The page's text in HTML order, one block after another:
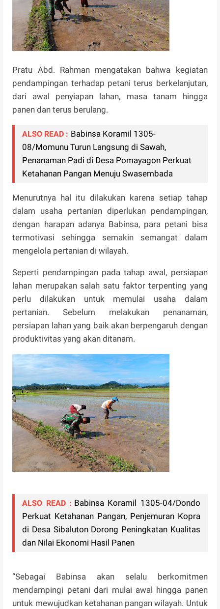
Pratu Abd. Rahman mengatakan bahwa kegiatan
pendampingan terhadap petani terus berkelanjutan,
dari awal penyiapan lahan, masa tanam hingga
panen dan terus berulang.
ALSO READ : Babinsa Koramil 1305-
08/Momunu Turun Langsung di Sawah,
Penanaman Padi di Desa Pomayagon Perkuat
Ketahanan Pangan Menuju Swasembada
Menurutnya hal itu dilakukan karena setiap tahap
dalam usaha pertanian diperlukan pendampingan,
dengan harapan adanya Babinsa, para petani bisa
termotivasi sehingga semakin semangat dalam
mengelola pertanian di wilayah.
Seperti pendampingan pada tahap awal, persiapan
lahan merupakan salah satu faktor terpenting yang
perlu dilakukan untuk memulai usaha dalam
pertanian. Sebelum melakukan penanaman,
persiapan lahan yang baik akan berpengaruh dengan
produktivitas yang akan ditanam.
ALSO READ : Babinsa Koramil 1305-04/Dondo
Perkuat Ketahanan Pangan, Penjemuran Kopra
di Desa Sibaluton Dorong Peningkatan Kualitas
dan Nilai Ekonomi Hasil Panen
“Sebagai Babinsa akan selalu berkomitmen
mendampingi petani dari mulai awal hingga panen
untuk mewujudkan ketahanan pangan wilayah. Untuk